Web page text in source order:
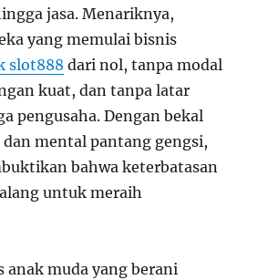
jasa. Menariknya,
yang memulai bisnis
slot888 dari nol, tanpa modal
kuat, dan tanpa latar
pengusaha. Dengan bekal
mental pantang gengsi,
bahwa keterbatasan
untuk meraih
anak muda yang berani